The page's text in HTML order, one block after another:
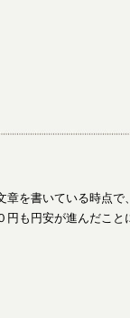
を書いている時点
円も円安が進んだこ